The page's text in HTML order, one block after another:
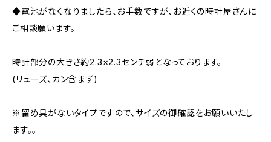
◆電池がなくなりましたら、お手数ですが、お近くの時計屋さんに
ご相談願います。
時計部分の大きさ約2.3×2.3センチ弱となっております。
(リューズ、カン含まず)
※留め具がないタイプですので、サイズの御確認をお願いいたし
ます。。